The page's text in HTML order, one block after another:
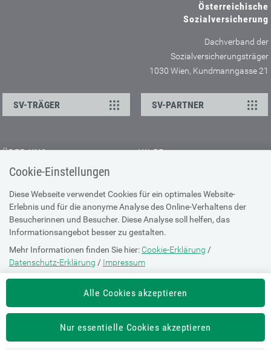
Cookie-Einstellungen
Diese Webseite verwendet Cookies für ein optimales Website-
Erlebnis und für die anonyme Analyse des Online-Verhaltens der
Besucherinnen und Besucher. Diese Analyse soll helfen, das
Informationsangebot besser zu gestalten.
Mehr Informationen finden Sie hier: Cookie-Erklärung /
Datenschutz-Erklärung / Impressum
Die Einstellung können Sie jederzeit auf der Seite "Cookie-Erklärung"
Alle Cookies akzeptieren
Nur essentielle Cookies akzeptieren
Österreichische
Sozialversicherung
Dachverband der
Sozialversicherungsträger
1030 Wien, Kundmanngasse 21
SV-TRÄGER SV-PARTNER
ÜBER UNS
Kontakt
Offene Stellen
Presse
HILFE
Browser-Info & Sicherheit
Hilfe zur Suche
Technische Unterstützung
DATENSCHUTZ
Cookie-Erklärung
Datenschutz-Erklärung
Impressum
Nutzungsbestimmungen